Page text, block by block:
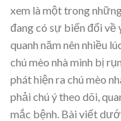
xem là một trong
đang có sự biến đổi về
quanh năm nên nhiều
chú mèo nhà mình bị
phát hiện ra chú mèo
phải chú ý theo dõi,
mắc bệnh. Bài viết